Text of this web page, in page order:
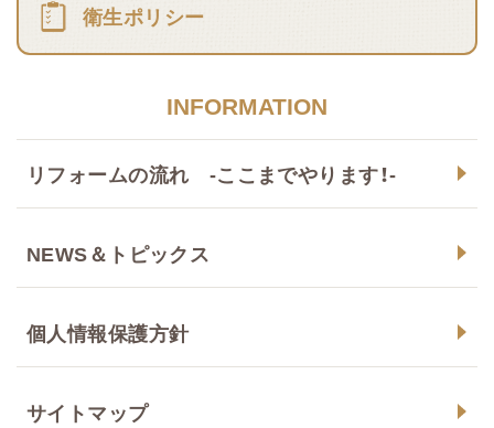
衛生ポリシー
INFORMATION
リフォームの流れ -ここまでやります！-
NEWS＆トピックス
個人情報保護方針
サイトマップ